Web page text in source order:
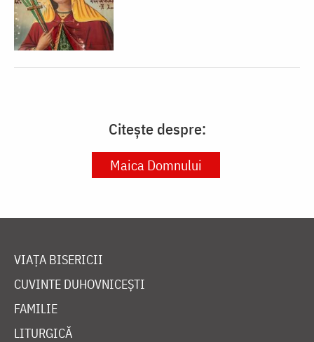
Citește despre:
Maica Domnului
VIAȚA BISERICII
CUVINTE DUHOVNICEȘTI
FAMILIE
LITURGICĂ